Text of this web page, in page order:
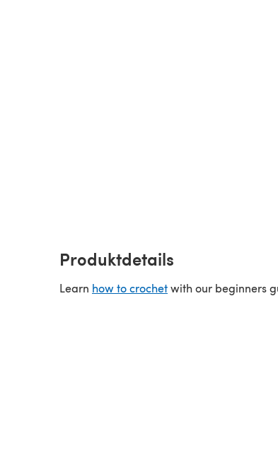
Produktdetails
Learn how to crochetwith our beginners